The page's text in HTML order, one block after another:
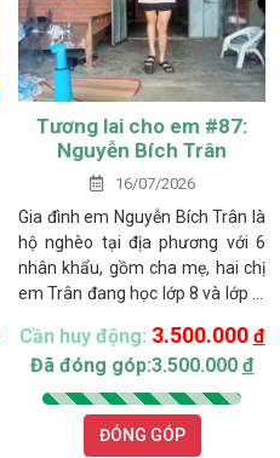
Tương lai cho em #87:
Nguyễn Bích Trân
16/07/2026
Gia đình em Nguyễn Bích Trân là
hộ nghèo tại địa phương với 6
nhân khẩu, gồm cha mẹ, hai chị
em Trân đang học lớp 8 và lớp 5,
Gia đình không có đất sản xuất.
Ông ngoại em bị tai biến, nằm
một chỗ nhiều năm và chỉ sống
nhờ khoản trợ cấp xã hội
1.700.000 đồng mỗi tháng. Bà
Cần huy động: 3.500.000 đ
Đã đóng góp:3.500.000 đ
ĐÓNG GÓP